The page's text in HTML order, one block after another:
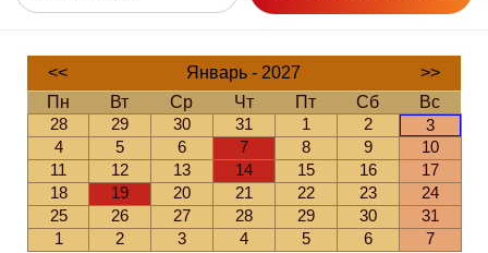
<< Январь - 2027
>>
Пн
Вт Ср Чт Пт Сб
Вс
28
29 30 31 1 2
3
4
5 6 7 8 9
10
11
12 13 14 15 16
17
18
19 20 21 22 23
24
25
26 27 28 29 30
31
1
2 3 4 5 6 7